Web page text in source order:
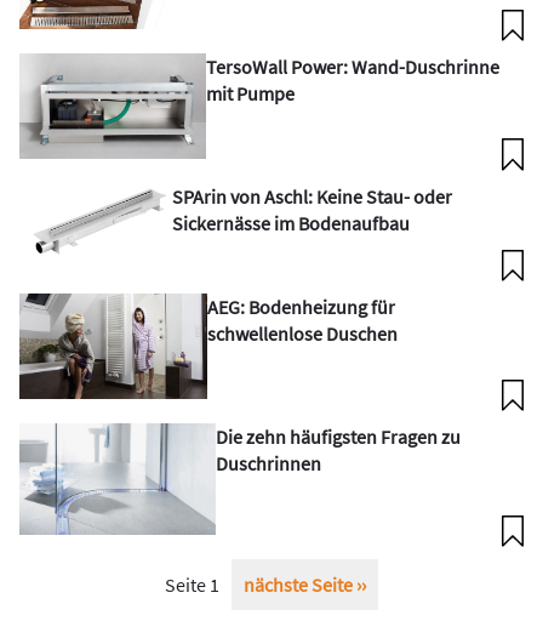
TersoWall Power: Wand-Duschrinne
mit Pumpe
SPArin von Aschl: Keine Stau- oder
Sickernässe im Bodenaufbau
AEG: Bodenheizung für
schwellenlose Duschen
Die zehn häufigsten Fragen zu
Duschrinnen
SeitennummerierungSeite 1
Nächste
nächste Seite ››